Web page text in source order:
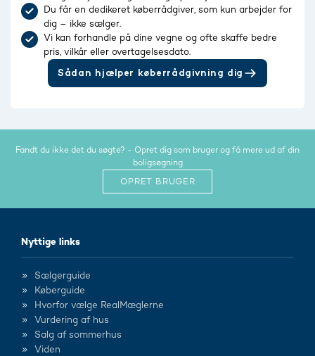
Du får en dedikeret køberrådgiver, som kun arbejder for
dig – ikke sælger.
Vi kan forhandle på dine vegne og ofte skaffe bedre
pris, vilkår eller overtagelsesdato.
Sådan hjælper køberrådgivning dig
Fandt du ikke det du søgte? - Opret dig som bruger og få mere ud af din
boligsøgning
OPRET BRUGER
Nyttige links
Sælgerguide
Køberguide
Hvorfor vælge RealMæglerne
Vurdering af hus
Salg af sommerhus
Viden